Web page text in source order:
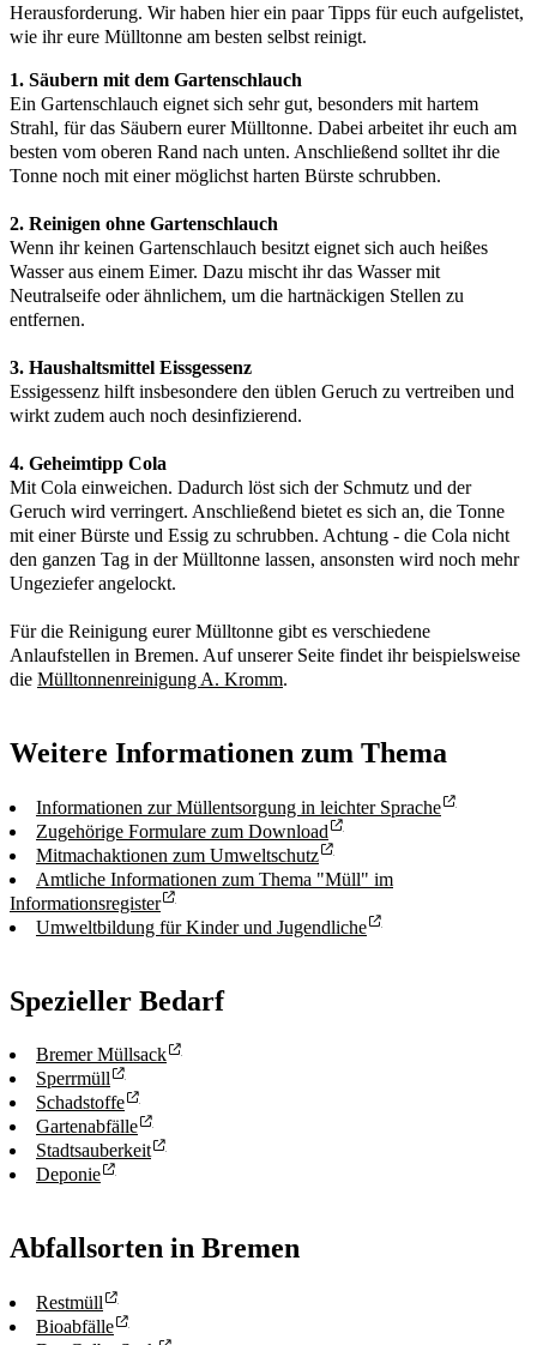
Herausforderung. Wir haben hier ein paar Tipps für euch aufgelistet,
wie ihr eure Mülltonne am besten selbst reinigt.
1. Säubern mit dem Gartenschlauch
Ein Gartenschlauch eignet sich sehr gut, besonders mit hartem
Strahl, für das Säubern eurer Mülltonne. Dabei arbeitet ihr euch am
besten vom oberen Rand nach unten. Anschließend solltet ihr die
Tonne noch mit einer möglichst harten Bürste schrubben.
2. Reinigen ohne Gartenschlauch
Wenn ihr keinen Gartenschlauch besitzt eignet sich auch heißes
Wasser aus einem Eimer. Dazu mischt ihr das Wasser mit
Neutralseife oder ähnlichem, um die hartnäckigen Stellen zu
entfernen.
3. Haushaltsmittel Eissgessenz
Essigessenz hilft insbesondere den üblen Geruch zu vertreiben und
wirkt zudem auch noch desinfizierend.
4. Geheimtipp Cola
Mit Cola einweichen. Dadurch löst sich der Schmutz und der
Geruch wird verringert. Anschließend bietet es sich an, die Tonne
mit einer Bürste und Essig zu schrubben. Achtung - die Cola nicht
den ganzen Tag in der Mülltonne lassen, ansonsten wird noch mehr
Ungeziefer angelockt.
Für die Reinigung eurer Mülltonne gibt es verschiedene
Anlaufstellen in Bremen. Auf unserer Seite findet ihr beispielsweise
die Mülltonnenreinigung A. Kromm.
Weitere Informationen zum Thema
Informationen zur Müllentsorgung in leichter Sprache
Zugehörige Formulare zum Download
Mitmachaktionen zum Umweltschutz
Amtliche Informationen zum Thema "Müll" im
Informationsregister
Umweltbildung für Kinder und Jugendliche
Spezieller Bedarf
Bremer Müllsack
Sperrmüll
Schadstoffe
Gartenabfälle
Stadtsauberkeit
Deponie
Abfallsorten in Bremen
Restmüll
Bioabfälle